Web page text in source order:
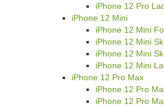
iPhone 12 Pro
iPhone 12 Mini
iPhone 12 Mini
iPhone 12 Mini
iPhone 12 Mini
iPhone 12 Mini
iPhone 12 Pro Max
iPhone 12 Pro
iPhone 12 Pro